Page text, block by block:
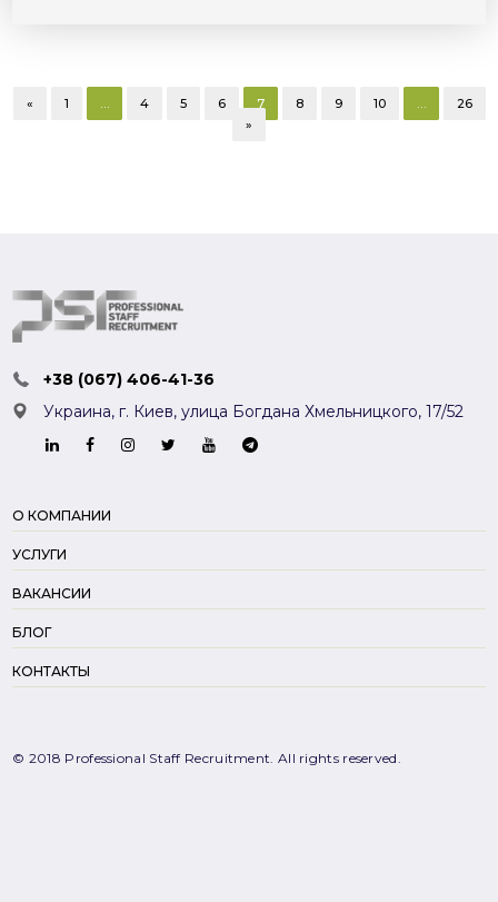
« 1 … 4 5 6 7 8 9 10 …
26
»
+38 (067) 406-41-36
Украина, г. Киев,улица Богдана Хмельницкого, 17/52
О КОМПАНИИ
УСЛУГИ
ВАКАНСИИ
БЛОГ
КОНТАКТЫ
© 2018 Professional Staff Recruitment. All rights reserved.